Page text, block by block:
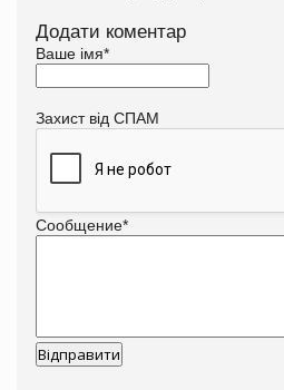
Додати коментар
Ваше імя*
Захист від СПАМ
Сообщение*